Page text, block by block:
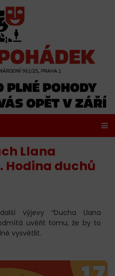
Llana
Hodina duchů
výjevy “Ducha Llana
uvěřit tomu, že by to
vysvětlit.